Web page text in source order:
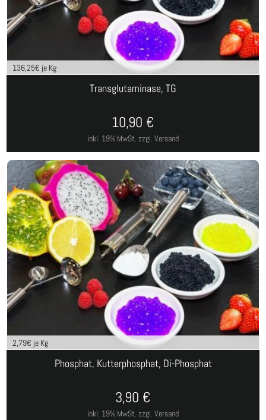
136,25€ je Kg
Transglutaminase, TG
inkl. 19% MwSt. zzgl. Versand
10,90 €
2,79€ je Kg
Phosphat, Kutterphosphat, Di-Phosphat
inkl. 19% MwSt. zzgl. Versand
3,90 €